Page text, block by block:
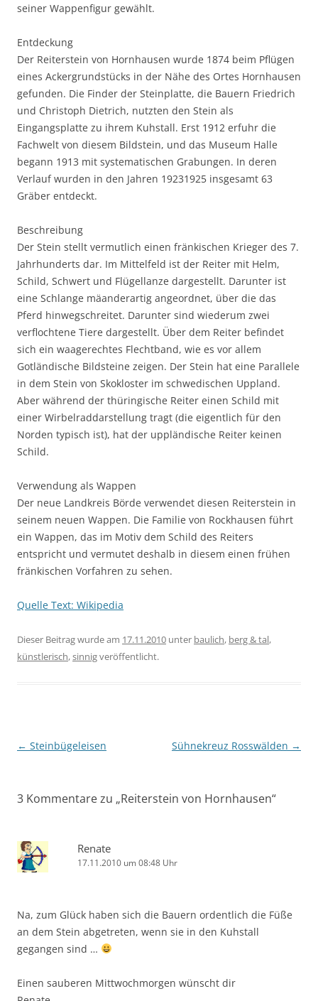
seiner Wappenfigur gewählt.
Entdeckung
Der Reiterstein von Hornhausen wurde 1874 beim Pflügen
eines Ackergrundstücks in der Nähe des Ortes Hornhausen
gefunden. Die Finder der Steinplatte, die Bauern Friedrich
und Christoph Dietrich, nutzten den Stein als
Eingangsplatte zu ihrem Kuhstall. Erst 1912 erfuhr die
Fachwelt von diesem Bildstein, und das Museum Halle
begann 1913 mit systematischen Grabungen. In deren
Verlauf wurden in den Jahren 19231925 insgesamt 63
Gräber entdeckt.
Beschreibung
Der Stein stellt vermutlich einen fränkischen Krieger des 7.
Jahrhunderts dar. Im Mittelfeld ist der Reiter mit Helm,
Schild, Schwert und Flügellanze dargestellt. Darunter ist
eine Schlange mäanderartig angeordnet, über die das
Pferd hinwegschreitet. Darunter sind wiederum zwei
verflochtene Tiere dargestellt. Über dem Reiter befindet
sich ein waagerechtes Flechtband, wie es vor allem
Gotländische Bildsteine zeigen. Der Stein hat eine Parallele
in dem Stein von Skokloster im schwedischen Uppland.
Aber während der thüringische Reiter einen Schild mit
einer Wirbelraddarstellung tragt (die eigentlich für den
Norden typisch ist), hat der uppländische Reiter keinen
Schild.
Verwendung als Wappen
Der neue Landkreis Börde verwendet diesen Reiterstein in
seinem neuen Wappen. Die Familie von Rockhausen führt
ein Wappen, das im Motiv dem Schild des Reiters
entspricht und vermutet deshalb in diesem einen frühen
fränkischen Vorfahren zu sehen.
Quelle Text: Wikipedia
Dieser Beitrag wurde am 17.11.2010 unter baulich, berg & tal,
künstlerisch,sinnigveröffentlicht.
Beitragsnavigation
← Steinbügeleisen Sühnekreuz Rosswälden →
3 Kommentare zu „Reiterstein von Hornhausen“
Renate
17.11.2010 um 08:48 Uhr
Na, zum Glück haben sich die Bauern ordentlich die Füße
an dem Stein abgetreten, wenn sie in den Kuhstall
gegangen sind …
Einen sauberen Mittwochmorgen wünscht dir